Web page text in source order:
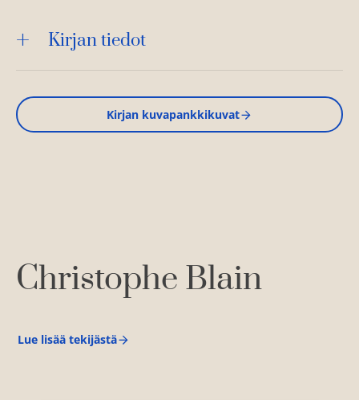
Kirjan tiedot
Kirjan kuvapankkikuvat
Christophe Blain
Lue lisää tekijästä
C